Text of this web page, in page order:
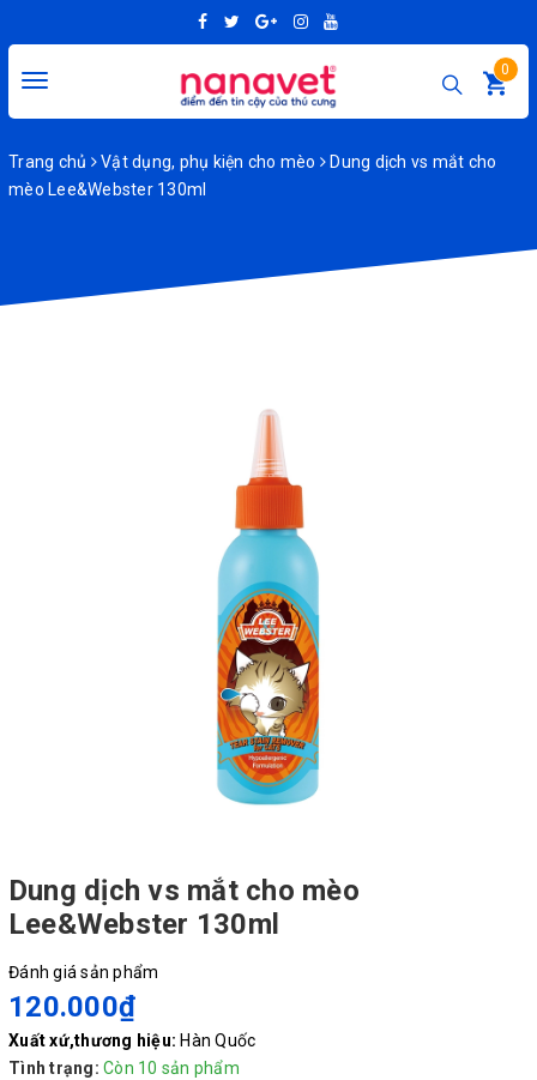
Toggle
0
Trang chủ Vật dụng, phụ kiện cho mèo
Dung dịch vs mắt cho
mèo Lee&Webster 130ml
Dung dịch vs mắt cho mèo
Lee&Webster 130ml
Đánh giá sản phẩm
120.000₫
Xuất xứ,thương hiệu: Hàn Quốc
Tình trạng: Còn 10 sản phẩm